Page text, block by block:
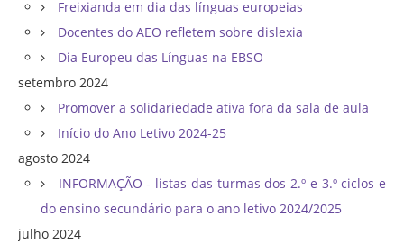
Freixianda em dia das línguas europeias
Docentes do AEO refletem sobre dislexia
Dia Europeu das Línguas na EBSO
setembro 2024
Promover a solidariedade ativa fora da sala de aula
Início do Ano Letivo 2024-25
agosto 2024
INFORMAÇÃO - listas das turmas dos 2.º e 3.º ciclos e
do ensino secundário para o ano letivo 2024/2025
julho 2024